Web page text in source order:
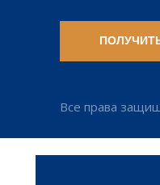
Все права